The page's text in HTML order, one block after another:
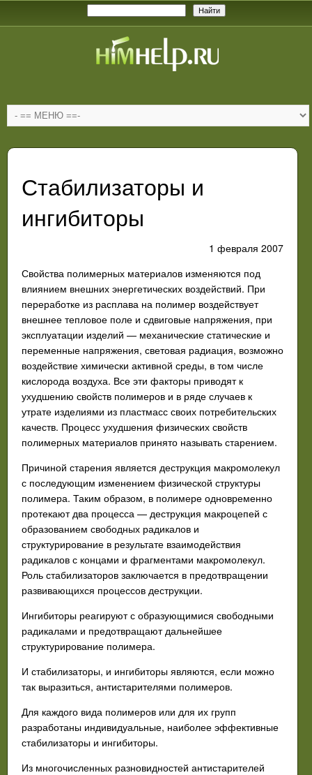
Стабилизаторы и
ингибиторы
1 февраля 2007
Свойства полимерных материалов изменяются под
влиянием внешних энергетических воздействий. При
переработке из расплава на полимер воздействует
внешнее тепловое поле и сдвиговые напряжения, при
эксплуатации изделий — механические статические и
переменные напряжения, световая радиация, возможно
воздействие химически активной среды, в том числе
кислорода воздуха. Все эти факторы приводят к
ухудшению свойств полимеров и в ряде случаев к
утрате изделиями из пластмасс своих потребительских
качеств. Процесс ухудшения физических свойств
полимерных материалов принято называть старением.
Причиной старения является деструкция макромолекул
с последующим изменением физической структуры
полимера. Таким образом, в полимере одновременно
протекают два процесса — деструкция макроцепей с
образованием свободных радикалов и
структурирование в результате взаимодействия
радикалов с концами и фрагментами макромолекул.
Роль стабилизаторов заключается в предотвращении
развивающихся процессов деструкции.
Ингибиторы реагируют с образующимися свободными
радикалами и предотвращают дальнейшее
структурирование полимера.
И стабилизаторы, и ингибиторы являются, если можно
так выразиться, антистарителями полимеров.
Для каждого вида полимеров или для их групп
разработаны индивидуальные, наиболее эффективные
стабилизаторы и ингибиторы.
Из многочисленных разновидностей антистарителей